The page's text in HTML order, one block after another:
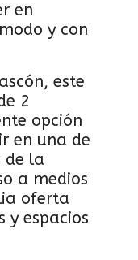
en
y con
este
2
opción
en una de
de la
a medios
oferta
y espacios